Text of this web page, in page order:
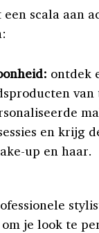
scala aan
ontdek
en krijg
up en haar.
je look te